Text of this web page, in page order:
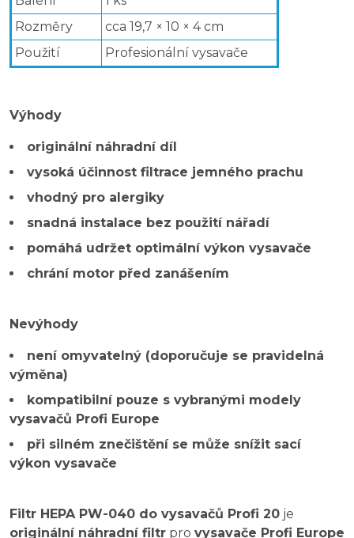
Rozměry
cca 19,7 × 10 × 4 cm
Použití
Profesionální vysavače
Výhody
originální náhradní díl
vysoká účinnost filtrace jemného prachu
vhodný pro alergiky
snadná instalace bez použití nářadí
pomáhá udržet optimální výkon vysavače
chrání motor před zanášením
Nevýhody
není omyvatelný (doporučuje se pravidelná
výměna)
kompatibilní pouze s vybranými modely
vysavačů Profi Europe
při silném znečištění se může snížit sací
výkon vysavače
Filtr HEPA PW-040 do vysavačů Profi 20 je
originální náhradní filtr pro vysavače Profi Europe